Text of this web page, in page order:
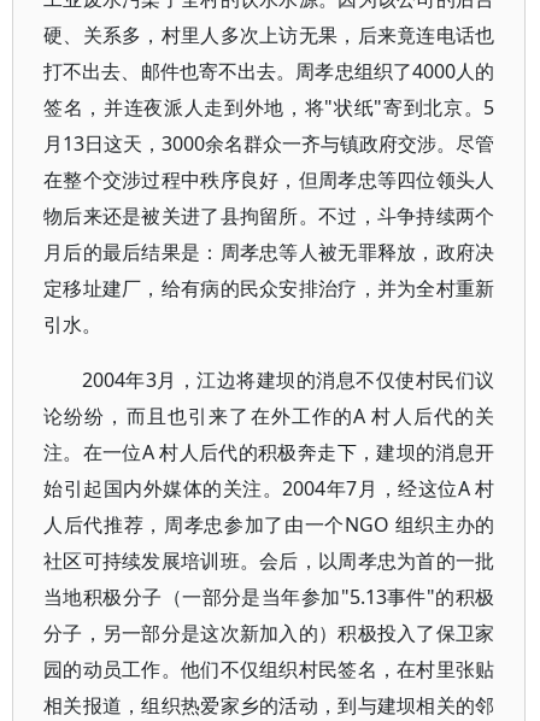
硬、关系多，村里人多次上访无果，后来竟连电话也
打不出去、邮件也寄不出去。周孝忠组织了4000人的
签名，并连夜派人走到外地，将"状纸"寄到北京。5
月13日这天，3000余名群众一齐与镇政府交涉。尽管
在整个交涉过程中秩序良好，但周孝忠等四位领头人
物后来还是被关进了县拘留所。不过，斗争持续两个
月后的最后结果是：周孝忠等人被无罪释放，政府决
定移址建厂，给有病的民众安排治疗，并为全村重新
引水。
2004年3月，江边将建坝的消息不仅使村民们议
论纷纷，而且也引来了在外工作的A 村人后代的关
注。在一位A 村人后代的积极奔走下，建坝的消息开
始引起国内外媒体的关注。2004年7月，经这位A 村
人后代推荐，周孝忠参加了由一个NGO 组织主办的
社区可持续发展培训班。会后，以周孝忠为首的一批
当地积极分子（一部分是当年参加"5.13事件"的积极
分子，另一部分是这次新加入的）积极投入了保卫家
园的动员工作。他们不仅组织村民签名，在村里张贴
相关报道，组织热爱家乡的活动，到与建坝相关的邻